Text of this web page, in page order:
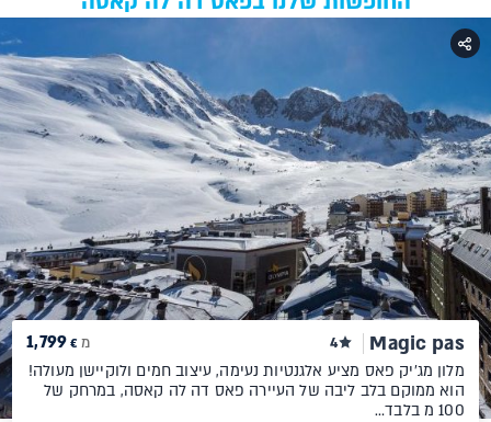
Magic pas
4 מ 1,799 €
מלון מג'יק פאס מציע אלגנטיות נעימה, עיצוב חמים ולוקיישן מעולה!
הוא ממוקם בלב ליבה של העיירה פאס דה לה קאסה, במרחק של
100 מ בלבד…